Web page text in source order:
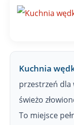
Kuchnia
przestrzeń dla
świeżo
To miejsce